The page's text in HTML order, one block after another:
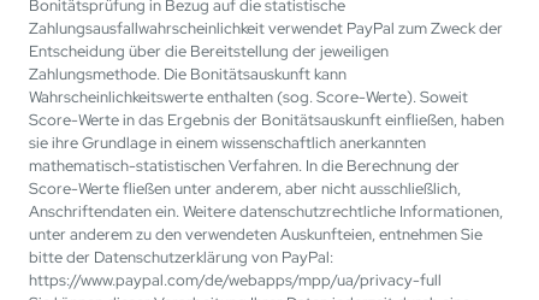
Bonitätsprüfung in Bezug auf die statistische
Zahlungsausfallwahrscheinlichkeit verwendet PayPal zum Zweck der
Entscheidung über die Bereitstellung der jeweiligen
Zahlungsmethode. Die Bonitätsauskunft kann
Wahrscheinlichkeitswerte enthalten (sog. Score-Werte). Soweit
Score-Werte in das Ergebnis der Bonitätsauskunft einfließen, haben
sie ihre Grundlage in einem wissenschaftlich anerkannten
mathematisch-statistischen Verfahren. In die Berechnung der
Score-Werte fließen unter anderem, aber nicht ausschließlich,
Anschriftendaten ein. Weitere datenschutzrechtliche Informationen,
unter anderem zu den verwendeten Auskunfteien, entnehmen Sie
bitte der Datenschutzerklärung von PayPal:
https://www.paypal.com/de/webapps/mpp/ua/privacy-full